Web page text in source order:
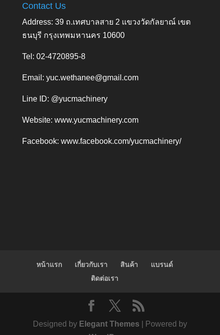
Contact Us
Address: 39 ถ.เทศบาลสาย 2 แขวงวัดกัลยาณ์ เขต
ธนบุรี กรุงเทพมหานคร 10600
Tel: 02-4720895-8
Email: yuc.wethanee@gmail.com
Line ID: @yucmachinery
Website: www.yucmachinery.com
Facebook: www.facebook.com/yucmachinery/
หน้าแรก เกี่ยวกับเรา สินค้า
แบรนด์
ติดต่อเรา
Designed by Elegant Themes | Powered by